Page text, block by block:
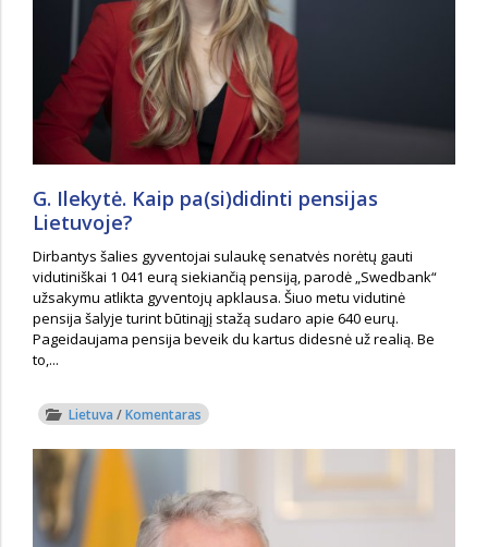
G. Ilekytė. Kaip pa(si)didinti pensijas
Lietuvoje?
Dirbantys šalies gyventojai sulaukę senatvės norėtų gauti
vidutiniškai 1 041 eurą siekiančią pensiją, parodė „Swedbank“
užsakymu atlikta gyventojų apklausa. Šiuo metu vidutinė
pensija šalyje turint būtinąjį stažą sudaro apie 640 eurų.
Pageidaujama pensija beveik du kartus didesnė už realią. Be
to,...
Lietuva /Komentaras